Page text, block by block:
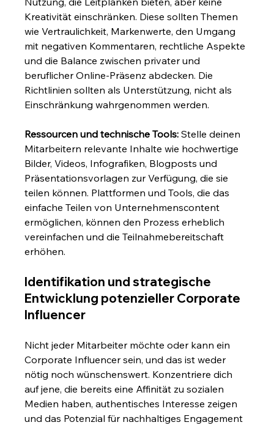
Kreativität einschränken. Diese sollten Themen
wie Vertraulichkeit, Markenwerte, den Umgang
mit negativen Kommentaren, rechtliche Aspekte
und die Balance zwischen privater und
beruflicher Online-Präsenz abdecken. Die
Richtlinien sollten als Unterstützung, nicht als
Einschränkung wahrgenommen werden.
Ressourcen und technische Tools: Stelle deinen
Mitarbeitern relevante Inhalte wie hochwertige
Bilder, Videos, Infografiken, Blogposts und
Präsentationsvorlagen zur Verfügung, die sie
teilen können. Plattformen und Tools, die das
einfache Teilen von Unternehmenscontent
ermöglichen, können den Prozess erheblich
vereinfachen und die Teilnahmebereitschaft
erhöhen.
Identifikation und strategische
Entwicklung potenzieller Corporate
Influencer
Nicht jeder Mitarbeiter möchte oder kann ein
Corporate Influencer sein, und das ist weder
nötig noch wünschenswert. Konzentriere dich
auf jene, die bereits eine Affinität zu sozialen
Medien haben, authentisches Interesse zeigen
und das Potenzial für nachhaltiges Engagement